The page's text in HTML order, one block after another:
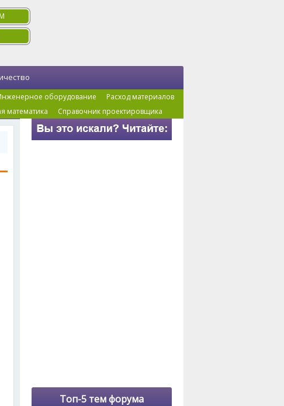
оборудование
Расход материалов
математика Справочник проектировщика
Топ-5 тем форума